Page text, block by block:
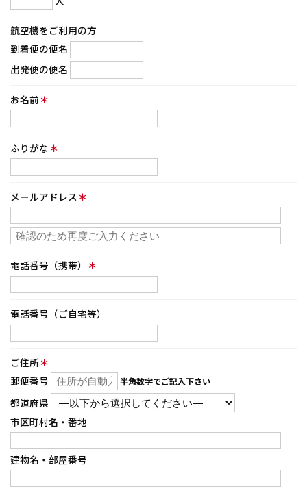
航空機をご利用の方
到着便の便名
出発便の便名
お名前 ＊
ふりがな ＊
メールアドレス ＊
電話番号（携帯） ＊
電話番号（ご自宅等）
ご住所＊
郵便番号
半角数字でご記入下さい
都道府県
市区町村名・番地
建物名・部屋番号